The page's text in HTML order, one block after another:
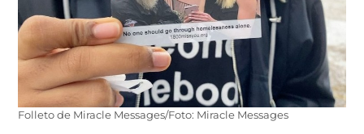
Folleto de Miracle Messages/Foto: Miracle Messages